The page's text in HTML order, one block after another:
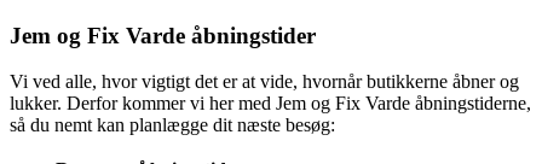
Jem og Fix Varde åbningstider
Vi ved alle, hvor vigtigt det er at vide, hvornår butikkerne åbner og
lukker. Derfor kommer vi her med Jem og Fix Varde åbningstiderne,
så du nemt kan planlægge dit næste besøg: